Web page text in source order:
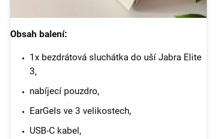
Obsah balení:
1x bezdrátová sluchátka do uší Jabra Elite
3,
nabíjecí pouzdro,
EarGels ve 3 velikostech,
USB-C kabel,